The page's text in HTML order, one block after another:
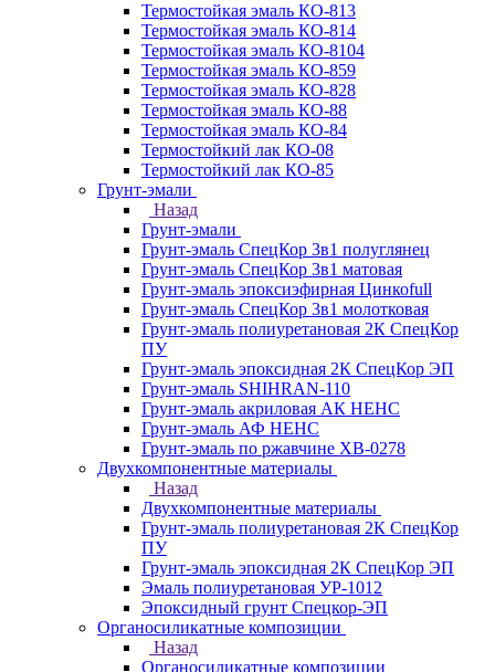
Термостойкая эмаль КО-813
Термостойкая эмаль КО-814
Термостойкая эмаль КО-8104
Термостойкая эмаль КО-859
Термостойкая эмаль КО-828
Термостойкая эмаль КО-88
Термостойкая эмаль КО-84
Термостойкий лак КО-08
Термостойкий лак КО-85
Грунт-эмали
Назад
Грунт-эмали
Грунт-эмаль СпецКор 3в1 полуглянец
Грунт-эмаль СпецКор 3в1 матовая
Грунт-эмаль эпоксиэфирная Цинкоfull
Грунт-эмаль СпецКор 3в1 молотковая
Грунт-эмаль полиуретановая 2К СпецКор
ПУ
Грунт-эмаль эпоксидная 2К СпецКор ЭП
Грунт-эмаль SHIHRAN-110
Грунт-эмаль акриловая АК НЕНС
Грунт-эмаль АФ НЕНС
Грунт-эмаль по ржавчине ХВ-0278
Двухкомпонентные материалы
Назад
Двухкомпонентные материалы
Грунт-эмаль полиуретановая 2К СпецКор
ПУ
Грунт-эмаль эпоксидная 2К СпецКор ЭП
Эмаль полиуретановая УР-1012
Эпоксидный грунт Спецкор-ЭП
Органосиликатные композиции
Назад
Органосиликатные композиции